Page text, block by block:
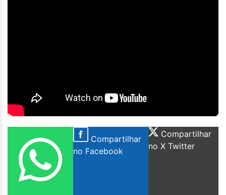
Compartilhar
no Facebook
Compartilhar
no X Twitter